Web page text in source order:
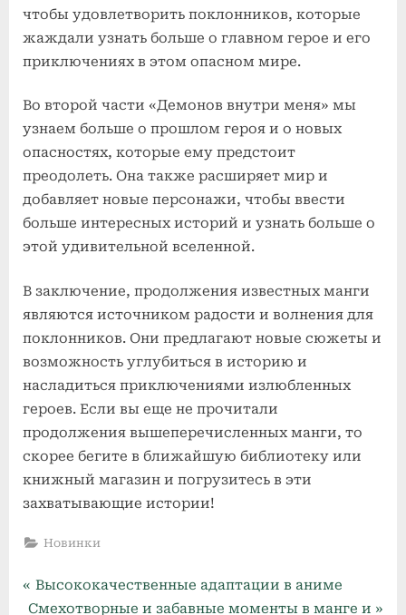
чтобы удовлетворить поклонников, которые
жаждали узнать больше о главном герое и его
приключениях в этом опасном мире.
Во второй части «Демонов внутри меня» мы
узнаем больше о прошлом героя и о новых
опасностях, которые ему предстоит
преодолеть. Она также расширяет мир и
добавляет новые персонажи, чтобы ввести
больше интересных историй и узнать больше о
этой удивительной вселенной.
В заключение, продолжения известных манги
являются источником радости и волнения для
поклонников. Они предлагают новые сюжеты и
возможность углубиться в историю и
насладиться приключениями излюбленных
героев. Если вы еще не прочитали
продолжения вышеперечисленных манги, то
скорее бегите в ближайшую библиотеку или
книжный магазин и погрузитесь в эти
захватывающие истории!
Новинки
Навигация
P
r
Высококачественные адаптации в аниме
N
Смехотворные и забавные моменты в манге и